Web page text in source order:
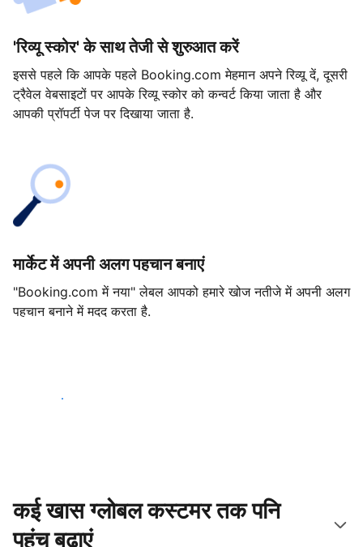
'रिव्यू स्कोर' के साथ तेजी से शुरुआत करें
इससे पहले कि आपके पहले Booking.com मेहमान अपने रिव्यू दें, दूसरी
ट्रैवेल वेबसाइटों पर आपके रिव्यू स्कोर को कन्वर्ट किया जाता है और
आपकी प्रॉपर्टी पेज पर दिखाया जाता है.
मार्केट में अपनी अलग पहचान बनाएं
"Booking.com में नया" लेबल आपको हमारे खोज नतीजे में अपनी अलग
पहचान बनाने में मदद करता है.
आज ही शुरू करें
कई खास ग्लोबल कस्टमर तक पनि
पहुंच बढ़ाएं